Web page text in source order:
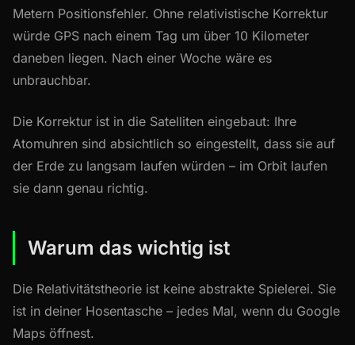
Metern Positionsfehler. Ohne relativistische Korrektur
würde GPS nach einem Tag um über 10 Kilometer
daneben liegen. Nach einer Woche wäre es
unbrauchbar.
Die Korrektur ist in die Satelliten eingebaut: Ihre
Atomuhren sind absichtlich so eingestellt, dass sie auf
der Erde zu langsam laufen würden – im Orbit laufen
sie dann genau richtig.
Warum das wichtig ist
Die Relativitätstheorie ist keine abstrakte Spielerei. Sie
ist in deiner Hosentasche – jedes Mal, wenn du Google
Maps öffnest.